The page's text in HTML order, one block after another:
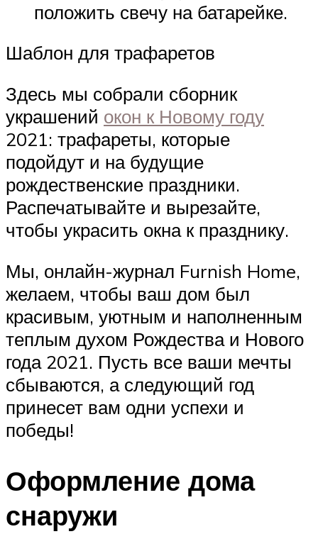
положить свечу на батарейке.
Шаблон для трафаретов
Здесь мы собрали сборник
украшений окон к Новому году
2021: трафареты, которые
подойдут и на будущие
рождественские праздники.
Распечатывайте и вырезайте,
чтобы украсить окна к празднику.
Мы, онлайн-журнал Furnish Home,
желаем, чтобы ваш дом был
красивым, уютным и наполненным
теплым духом Рождества и Нового
года 2021. Пусть все ваши мечты
сбываются, а следующий год
принесет вам одни успехи и
победы!
Оформление дома
снаружи